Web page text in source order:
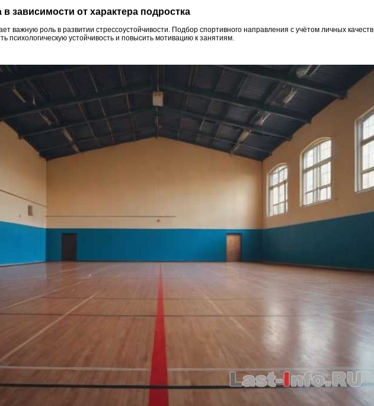
в зависимости от характера подростка
важную роль в развитии стрессоустойчивости. Подбор спортивного направления с учётом личных качеств
психологическую устойчивость и повысить мотивацию к занятиям.